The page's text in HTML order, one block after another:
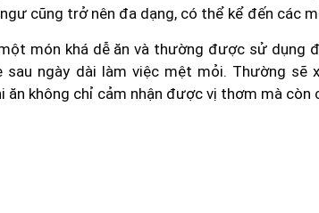
cũng trở nên đa dạng, có thể kể đến các
món khá dễ ăn và thường được sử dụng
sau ngày dài làm việc mệt mỏi. Thường sẽ
ăn không chỉ cảm nhận được vị thơm mà